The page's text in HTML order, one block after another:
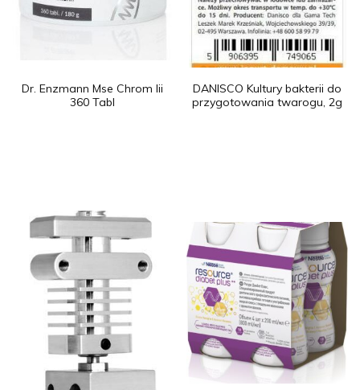
Dr. Enzmann Mse Chrom Iii
360 Tabl
DANISCO Kultury bakterii do
przygotowania twarogu, 2g